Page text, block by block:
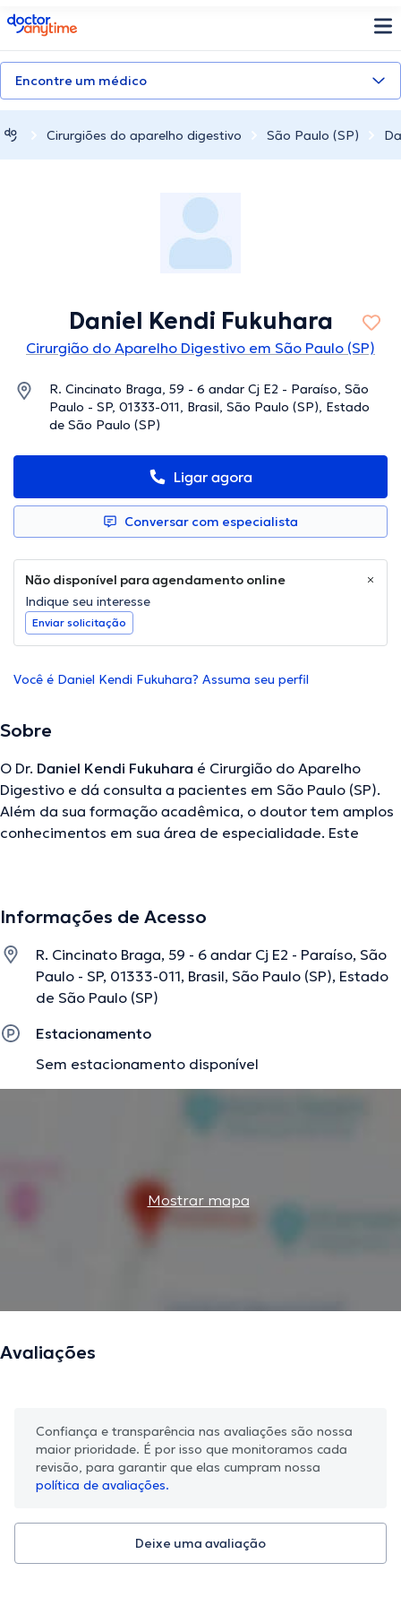
doctoranytime
Encontre um médico
Cirurgiões do aparelho digestivo São Paulo (SP)
Daniel Kendi Fukuhara
Cirurgião do Aparelho Digestivo em São Paulo (SP)
R. Cincinato Braga, 59 - 6 andar Cj E2 - Paraíso, São
Paulo - SP, 01333-011, Brasil, São Paulo (SP), Estado
de São Paulo (SP)
Ligar agora
Conversar com especialista
Não disponível para agendamento online
Indique seu interesse
Enviar solicitação
Você é Daniel Kendi Fukuhara? Assuma seu perfil
Sobre
O Dr. Daniel Kendi Fukuhara é Cirurgião do Aparelho
Digestivo e dá consulta a pacientes em São Paulo (SP).
Além da sua formação acadêmica, o doutor tem amplos
conhecimentos em sua área de especialidade. Este
parte de diversas conferências com a finalidade de ter
especialização e já difundiu diferentes edições. Por
último, o médico pode falar Inglês, Português.
A descrição foi editada pela equipe do doctoranytime, baseada em
informações verificadas.
Informações de Acesso
R. Cincinato Braga, 59 - 6 andar Cj E2 - Paraíso, São
Paulo - SP, 01333-011, Brasil, São Paulo (SP), Estado
de São Paulo (SP)
Estacionamento
Sem estacionamento disponível
Mostrar mapa
Avaliações
Confiança e transparência nas avaliações são nossa
maior prioridade. É por isso que monitoramos cada
revisão, para garantir que elas cumpram nossa
política de avaliações.
Deixe uma avaliação